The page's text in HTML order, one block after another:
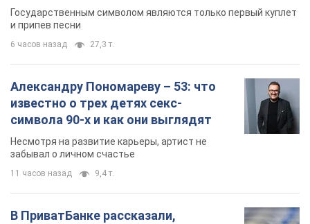
забывал о личном счастье
В ПриватБанке рассказали,
действительны ли доллары 1996
года: принимают ли обменники и
банки такие купюры
принимают старые доллары